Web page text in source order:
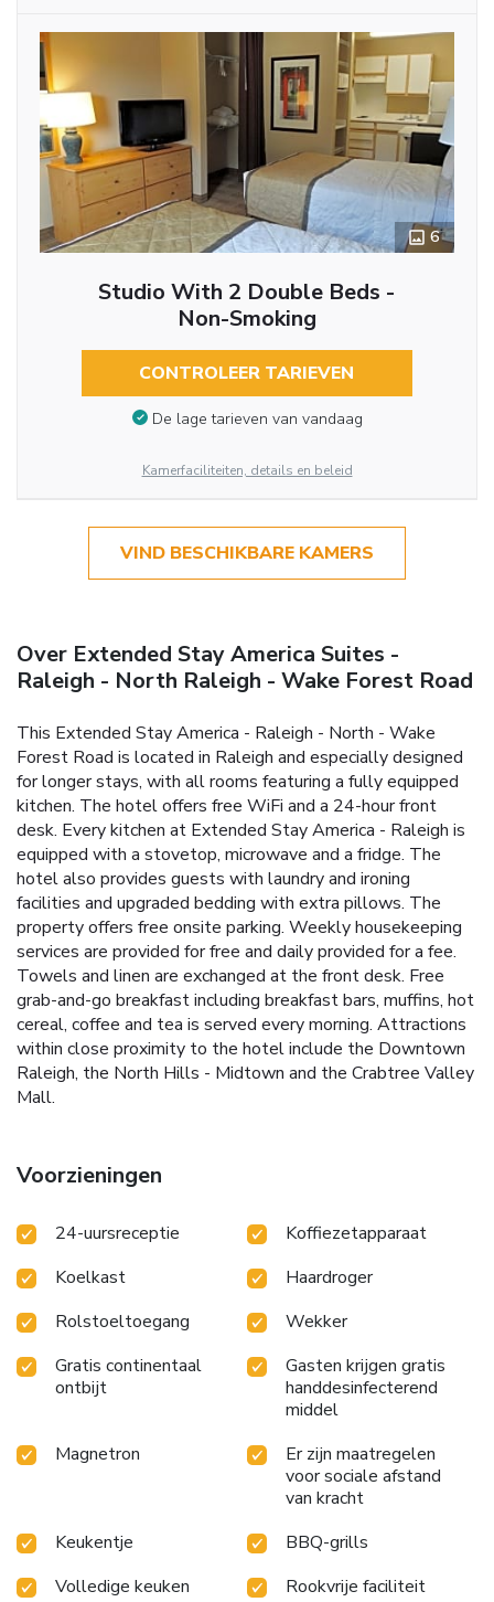
6
Studio With 2 Double Beds -
Non-Smoking
CONTROLEER TARIEVEN
De lage tarieven van vandaag
Kamerfaciliteiten, details en beleid
VIND BESCHIKBARE KAMERS
Over Extended Stay America Suites -
Raleigh - North Raleigh - Wake Forest Road
This Extended Stay America - Raleigh - North - Wake
Forest Road is located in Raleigh and especially designed
for longer stays, with all rooms featuring a fully equipped
kitchen. The hotel offers free WiFi and a 24-hour front
desk. Every kitchen at Extended Stay America - Raleigh is
equipped with a stovetop, microwave and a fridge. The
hotel also provides guests with laundry and ironing
facilities and upgraded bedding with extra pillows. The
property offers free onsite parking. Weekly housekeeping
services are provided for free and daily provided for a fee.
Towels and linen are exchanged at the front desk. Free
grab-and-go breakfast including breakfast bars, muffins, hot
cereal, coffee and tea is served every morning. Attractions
within close proximity to the hotel include the Downtown
Raleigh, the North Hills - Midtown and the Crabtree Valley
Mall.
Voorzieningen
24-uursreceptie
Koffiezetapparaat
Koelkast
Haardroger
Rolstoeltoegang
Wekker
Gratis continentaal
ontbijt
Gasten krijgen gratis
handdesinfecterend
middel
Magnetron
Er zijn maatregelen
voor sociale afstand
van kracht
Keukentje
BBQ-grills
Volledige keuken
Rookvrije faciliteit